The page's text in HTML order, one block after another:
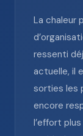
La chaleur
ressenti
actuelle, il
sorties les
encore
l’effort